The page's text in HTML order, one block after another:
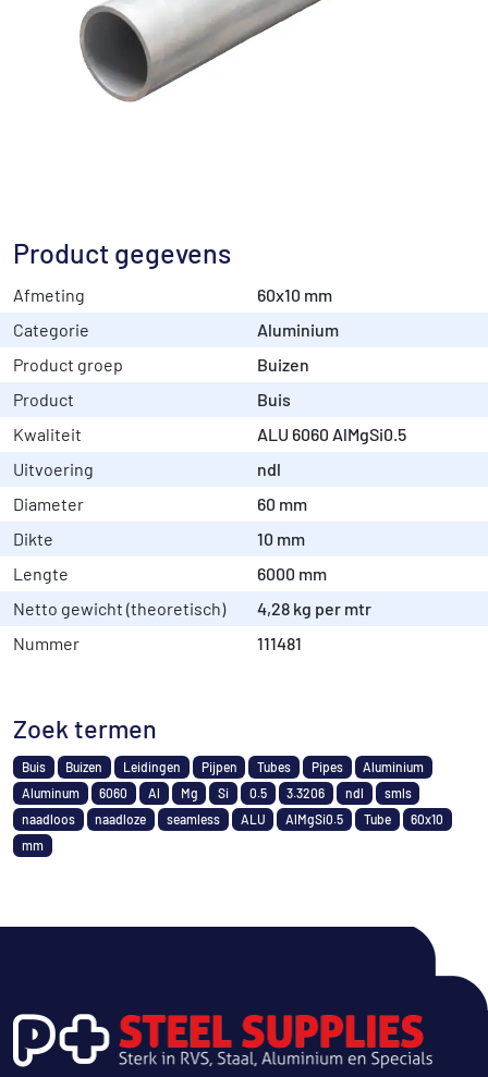
Product gegevens
Afmeting
60x10 mm
Categorie
Aluminium
Product groep
Buizen
Product
Buis
Kwaliteit
ALU 6060 AlMgSi0.5
Uitvoering
ndl
Diameter
60 mm
Dikte
10 mm
Lengte
6000 mm
Netto gewicht (theoretisch)
4,28 kg per mtr
Nummer
111481
Zoek termen
Buis Buizen Leidingen Pijpen Tubes Pipes
Aluminium
Aluminum
6060 Al Mg Si 0.5 3.3206 ndl
smls
naadloos
naadloze seamless ALU AlMgSi0.5 Tube
60x10
mm